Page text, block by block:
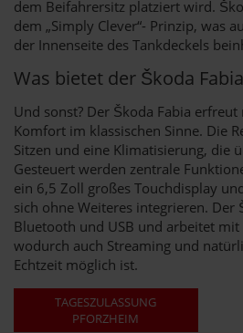
dem Beifahrersitz platziert wird.
dem „Simply Clever“- Prinzip, was
der Innenseite des Tankdeckels
Was bietet der Škoda
Und sonst? Der Škoda Fabia
Komfort im klassischen Sinne. Die
Sitzen und eine Klimatisierung, die
Gesteuert werden zentrale
ein 6,5 Zoll großes Touchdisplay
sich ohne Weiteres integrieren. Der
Bluetooth und USB und arbeitet
wodurch auch Streaming und
Echtzeit möglich ist.
TAGESZULASSUNG
PFORZHEIM